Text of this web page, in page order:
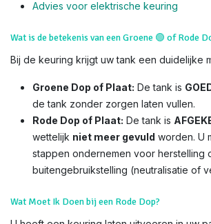
Advies voor elektrische keuring
Wat is de betekenis van een Groene 🟢 of Rode
Bij de keuring krijgt uw tank een duidelijke
Groene Dop of Plaat: De tank is
de tank zonder zorgen laten vullen.
Rode Dop of Plaat: De tank is
wettelijk niet meer gevuld worden. U
stappen ondernemen voor herstelling
buitengebruikstelling (neutralisatie of
Wat Moet Ik Doen bij een Rode Dop?